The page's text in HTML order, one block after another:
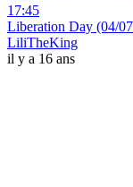
17:45
Liberation Day (04/
LiliTheKing
il y a 16 ans